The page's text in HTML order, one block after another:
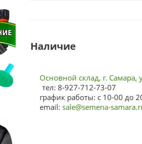
Наличие
Основной склад, г. Самара,
тел: 8-927-712-73-07
график работы: с 10-00 до
email: sale@semena-